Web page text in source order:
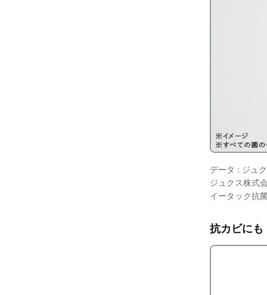
データ : ジュ
ジュクス株式
イータック抗
抗カビにも